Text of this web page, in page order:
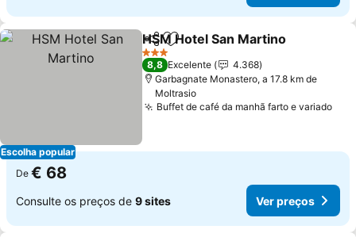
Escolha popular
PartilharAdicionar aos favoritos
HSM Hotel San Martino
3 Estrelas
8,8 Excelente
4.368
Garbagnate Monastero, a 17.8 km de
Moltrasio
Buffet de café da manhã farto e variadoVer
De € 68
Consulte os preços de 9 sites Ver preços